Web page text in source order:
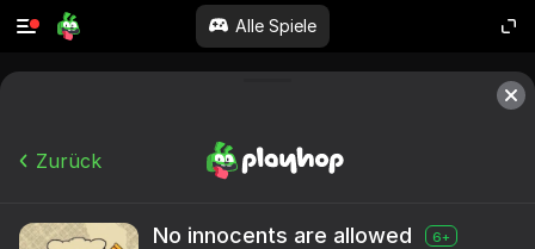
Alle Spiele
Zurück
No innocents are allowed 6+